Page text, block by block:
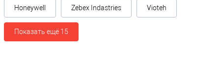
Honeywell Zebex Indastries Vioteh
Показать ещё 15